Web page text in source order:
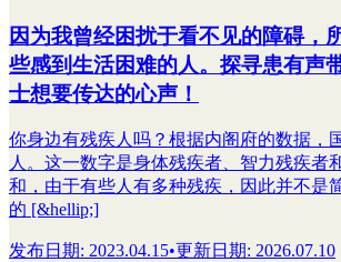
因为我曾经困扰于看不见的障碍，
些感到生活困难的人。探寻患有声
士想要传达的心声！
你身边有残疾人吗？根据内阁府的数据，
人。这一数字是身体残疾者、智力残疾者
和，由于有些人有多种残疾，因此并不是
的 [&hellip;]
发布日期: 2023.04.15•更新日期: 2026.07.10